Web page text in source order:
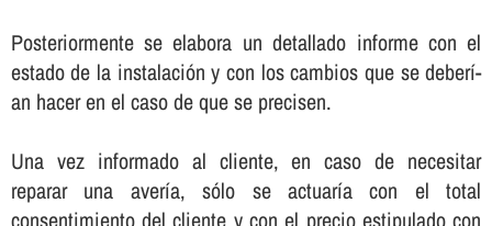
Posteriormente se elabora un detallado informe con el
estado de la instalación y con los cambios que se deberí­
an hacer en el caso de que se precisen.
Una vez informado al cliente, en caso de necesitar
reparar una averí­a, sólo se actuarí­a con el total